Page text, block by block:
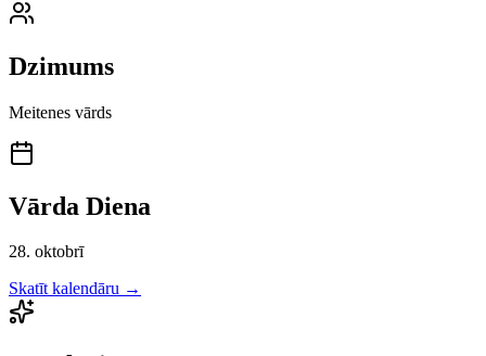
Dzimums
Meitenes vārds
Vārda Diena
28. oktobrī
Skatīt kalendāru →